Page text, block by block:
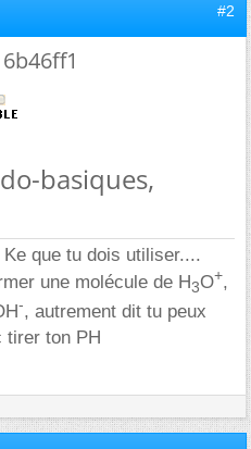
#2
basiques,
que tu dois utiliser....
une molécule de H3O+,
-, autrement dit tu peux
tirer ton PH